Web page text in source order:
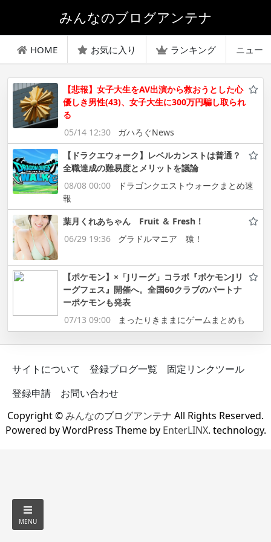
みんなのブログアンテナ
HOME お気に入り ランキング ニュー
【悲報】女子大生をAV出演から救おうとした心
優しき男性(43)、女子大生に300万円騙し取られ
る
05/14 12:30
ガハろぐNews
【ドラクエウォーク】レベルカンストは普通？
全職達成の難易度とメリットを議論
08/08 00:00
ドラゴンクエストウォークまとめ速
報
葉月くれあちゃん Fruit ＆ Fresh！
06/29 19:36
グラドルマニア 猿！
【ポケモン】×「Jリーグ」コラボ『ポケモンJリ
ーグフェス』開催へ。全国60クラブのパートナ
ーポケモンも発表
07/13 09:00
まったりきままにゲームまとめも
サイトについて 登録ブログ一覧
固定リンクツール
登録申請
お問い合わせ
Copyright ©みんなのブログアンテナ All Rights Reserved.
Powered by WordPress Theme by EnterLINX. technology.
MENU